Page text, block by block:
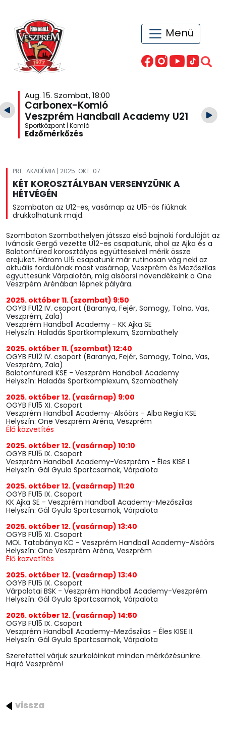
Menü
Aug. 15. Szombat, 18:00
Carbonex-Komló
Veszprém Handball Academy U21
Sportközpont | Komló
Edzőmérkőzés
PRE-AKADÉMIA | 2025. OKT. 07.
KÉT KOROSZTÁLYBAN VERSENYZÜNK A
HÉTVÉGÉN
Szombaton az U12-es, vasárnap az U15-ös fiúknak
drukkolhatunk majd.
Szombaton Szombathelyen játssza első bajnoki fordulóját az
Iváncsik Gergő vezette U12-es csapatunk, ahol az Ajka és a
Balatonfüred korosztályos együtteseivel mérik össze
erejüket. Három U15 csapatunk már rutinosan vág neki az
aktuális fordulónak most vasárnap, Veszprém és Mezőszilas
együttesünk Várpalotán, míg alsóörsi növendékeink a One
Veszrpém Arénában lépnek pályára.
2025. október 11. (szombat) 9:50
OGYB FU12 IV. csoport (Baranya, Fejér, Somogy, Tolna, Vas,
Veszprém, Zala)
Veszprém Handball Academy - KK Ajka SE
Helyszín: Haladás Sportkomplexum, Szombathely
2025. október 11. (szombat) 12:40
OGYB FU12 IV. csoport (Baranya, Fejér, Somogy, Tolna, Vas,
Veszprém, Zala)
Balatonfüredi KSE - Veszprém Handball Academy
Helyszín: Haladás Sportkomplexum, Szombathely
2025. október 12. (vasárnap) 9:00
OGYB FU15 XI. Csoport
Veszprém Handball Academy-Alsóörs - Alba Regia KSE
Helyszín: One Veszprém Aréna, Veszprém
Élő közvetítés
2025. október 12. (vasárnap) 10:10
OGYB FU15 IX. Csoport
Veszprém Handball Academy-Veszprém - Éles KISE I.
Helyszín: Gál Gyula Sportcsarnok, Várpalota
2025. október 12. (vasárnap) 11:20
OGYB FU15 IX. Csoport
KK Ajka SE - Veszprém Handball Academy-Mezőszilas
Helyszín: Gál Gyula Sportcsarnok, Várpalota
2025. október 12. (vasárnap) 13:40
OGYB FU15 XI. Csoport
MOL Tatabánya KC - Veszprém Handball Academy-Alsóörs
Helyszín: One Veszprém Aréna, Veszprém
Élő közvetítés
2025. október 12. (vasárnap) 13:40
OGYB FU15 IX. Csoport
Várpalotai BSK - Veszprém Handball Academy-Veszprém
Helyszín: Gál Gyula Sportcsarnok, Várpalota
2025. október 12. (vasárnap) 14:50
OGYB FU15 IX. Csoport
Veszprém Handball Academy-Mezőszilas - Éles KISE II.
Helyszín: Gál Gyula Sportcsarnok, Várpalota
Szeretettel várjuk szurkolóinkat minden mérkőzésünkre.
Hajrá Veszprém!
vissza